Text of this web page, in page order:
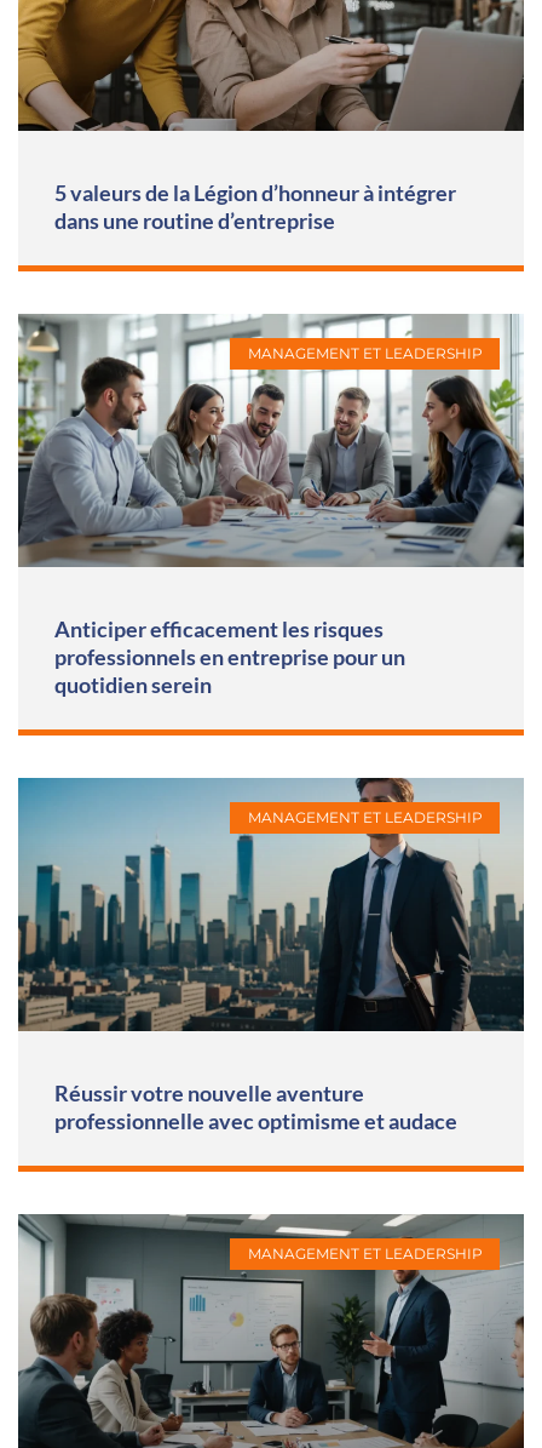
5 valeurs de la Légion d’honneur à intégrer
dans une routine d’entreprise
MANAGEMENT ET LEADERSHIP
Anticiper efficacement les risques
professionnels en entreprise pour un
quotidien serein
MANAGEMENT ET LEADERSHIP
Réussir votre nouvelle aventure
professionnelle avec optimisme et audace
MANAGEMENT ET LEADERSHIP